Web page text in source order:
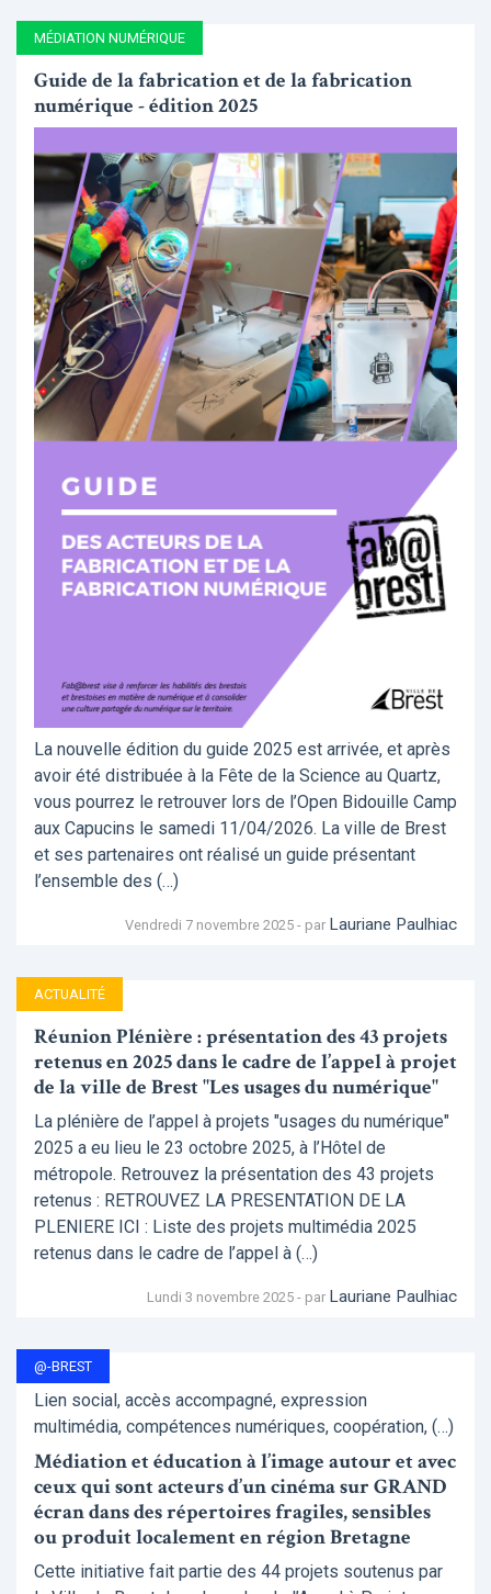
MÉDIATION NUMÉRIQUE
Guide de la fabrication et de la fabrication
numérique - édition 2025
La nouvelle édition du guide 2025 est arrivée, et après
avoir été distribuée à la Fête de la Science au Quartz,
vous pourrez le retrouver lors de l’Open Bidouille Camp
aux Capucins le samedi 11/04/2026. La ville de Brest
et ses partenaires ont réalisé un guide présentant
l’ensemble des (…)
Vendredi 7 novembre 2025 - par Lauriane Paulhiac
ACTUALITÉ
Réunion Plénière : présentation des 43 projets
retenus en 2025 dans le cadre de l’appel à projet
de la ville de Brest "Les usages du numérique"
La plénière de l’appel à projets "usages du numérique"
2025 a eu lieu le 23 octobre 2025, à l’Hôtel de
métropole. Retrouvez la présentation des 43 projets
retenus : RETROUVEZ LA PRESENTATION DE LA
PLENIERE ICI : Liste des projets multimédia 2025
retenus dans le cadre de l’appel à (…)
Lundi 3 novembre 2025 - par Lauriane Paulhiac
@-BREST
Lien social, accès accompagné, expression
multimédia, compétences numériques, coopération, (…)
Médiation et éducation à l’image autour et avec
ceux qui sont acteurs d’un cinéma sur GRAND
écran dans des répertoires fragiles, sensibles
ou produit localement en région Bretagne
Cette initiative fait partie des 44 projets soutenus par